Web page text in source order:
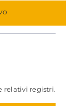
relativi registri.